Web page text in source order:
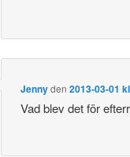
Jennyden2013-03-01
Vad blev det för